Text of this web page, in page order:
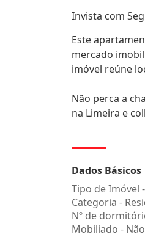
Invista com
Este
mercado
imóvel reúne
Não perca a
na Limeira e
Dados Básicos
Tipo de Imóvel
Categoria -
Nº de
Mobiliado - Não